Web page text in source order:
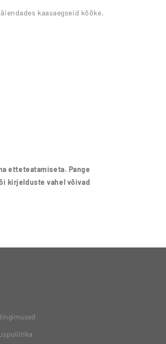
kaasaegseid kööke,
etteteatamiseta. Pange
kirjelduste vahel võivad